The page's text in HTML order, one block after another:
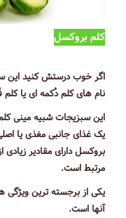
کلم بروکسل
اگر خوب درستش کنید این
نام های کلم دُکمه ای یا
این سبزیجات شبیه مینی
یک غذای جانبی مغذی یا
بروکسل دارای مقادیر
مرتبط است.
آنها است.